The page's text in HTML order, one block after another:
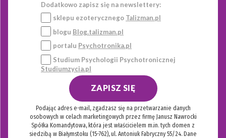
Dodatkowo zapisz się na newslettery:
sklepu ezoterycznego Talizman.pl
blogu Blog.talizman.pl
portalu Psychotronika.pl
Studium Psychologii Psychotronicznej
Studiumzycia.pl
ZAPISZ SIĘ
Podając adres e-mail, zgadzasz się na przetwarzanie danych
osobowych w celach marketingowych przez firmę Janusz Nawrocki
Spółka Komandytowa, która jest właścicielem m.in. tych domen z
siedzibą w Białymstoku (15-762), ul. Antoniuk Fabryczny 55/24. Dane